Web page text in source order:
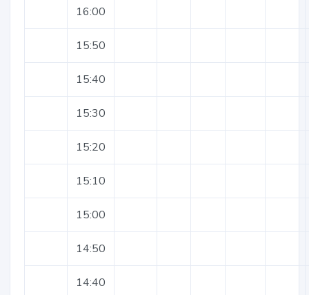
16:00
15:50
15:40
15:30
15:20
15:10
15:00
14:50
14:40